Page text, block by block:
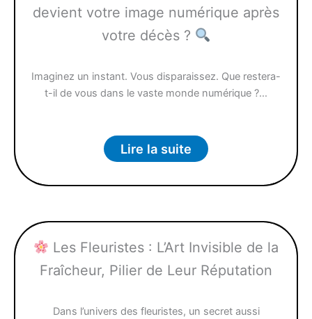
devient votre image numérique après
votre décès ?
Imaginez un instant. Vous disparaissez. Que restera-
t-il de vous dans le vaste monde numérique ?…
Lire la suite
Les Fleuristes : L’Art Invisible de la
Fraîcheur, Pilier de Leur Réputation
Dans l’univers des fleuristes, un secret aussi